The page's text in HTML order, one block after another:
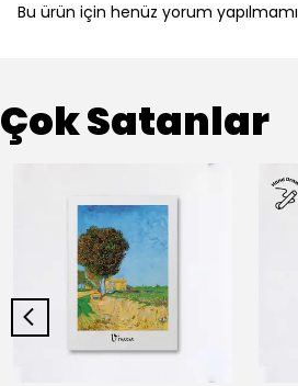
Bu ürün için henüz yorum
Çok Satanlar